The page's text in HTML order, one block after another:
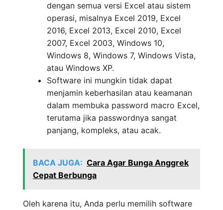
dengan semua versi Excel atau sistem
operasi, misalnya Excel 2019, Excel
2016, Excel 2013, Excel 2010, Excel
2007, Excel 2003, Windows 10,
Windows 8, Windows 7, Windows Vista,
atau Windows XP.
Software ini mungkin tidak dapat
menjamin keberhasilan atau keamanan
dalam membuka password macro Excel,
terutama jika passwordnya sangat
panjang, kompleks, atau acak.
BACA JUGA: Cara Agar Bunga Anggrek
Cepat Berbunga
Oleh karena itu, Anda perlu memilih software